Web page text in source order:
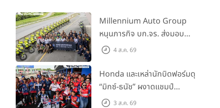
Millennium Auto Group
หนุนภารกิจ บก.จร. ส่งมอบ
BMW R 1300 GS และ F 900
พร้อม ยกระดับทักษะการขับขี่
เสริมศักยภาพตำรวจจราจร
4 ส.ค. 69
Honda และเหล่านักบิดฟอร์มดุ
“มิกซ์-ธนัช” ผงาดแชมป์
SS600 2 สนามติด “ข้าวกล้อง”
3 ส.ค. 69